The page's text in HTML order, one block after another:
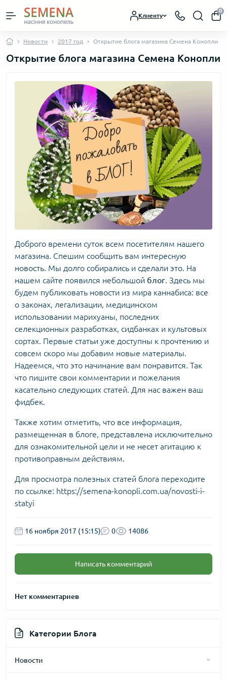
Клиенту
0
Новости 2017 год Открытие блога магазина Семена Конопли
Открытие блога магазина Семена Конопли
Доброго времени суток всем посетителям нашего
магазина. Спешим сообщить вам интересную
новость. Мы долго собирались и сделали это. На
нашем сайте появился небольшой блог . Здесь мы
будем публиковать новости из мира каннабиса: все
о законах, легализации, медицинском
использовании марихуаны, последних
селекционных разработках, сидбанках и культовых
сортах. Первые статьи уже доступны к прочтению и
совсем скоро мы добавим новые материалы.
Надеемся, что это начинание вам понравится. Так
что пишите свои комментарии и пожелания
касательно следующих статей. Для нас важен ваш
фидбек.
Также хотим отметить, что все информация,
размещенная в блоге, представлена исключительно
для ознакомительной цели и не несет агитацию к
противоправным действиям.
Для просмотра полезных статей блога переходите
по ссылке: https://semena-konopli.com.ua/novosti-i-
statyi
16 ноября 2017 (15:15) 0 14086
Написать комментарий
Нет комментариев
Категории Блога
Новости